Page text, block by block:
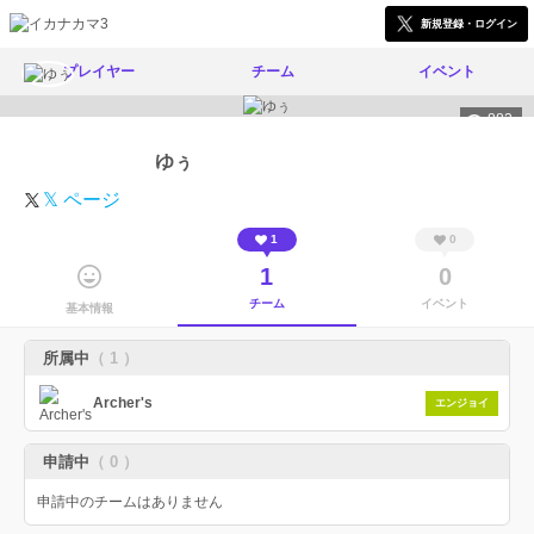
新規登録・ログイン
プレイヤー チーム イベント
882
ゆぅ
𝕏 ページ
基本情報
1
1
チーム
0
0
イベント
所属中 （ 1 ）
Archer's エンジョイ
申請中 （ 0 ）
申請中のチームはありません